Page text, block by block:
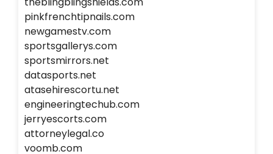
pinkfrenchtipnails.com
newgamestv.com
sportsgallerys.com
sportsmirrors.net
datasports.net
atasehirescortu.net
engineeringtechub.com
jerryescorts.com
attorneylegal.co
voomb.com